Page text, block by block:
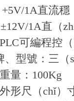
1A直流穩
1A直（
可編程控
、型號：三（
量：100Kg
形尺（chǐ）